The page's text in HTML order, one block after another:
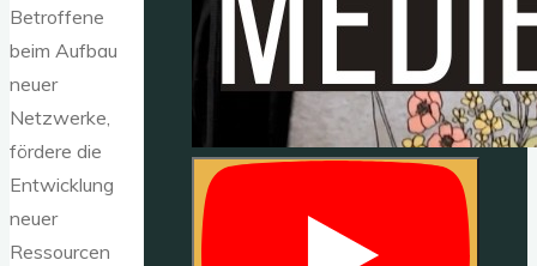
Betroffene
beim Aufbau
neuer
Netzwerke,
fördere die
Entwicklung
neuer
Ressourcen